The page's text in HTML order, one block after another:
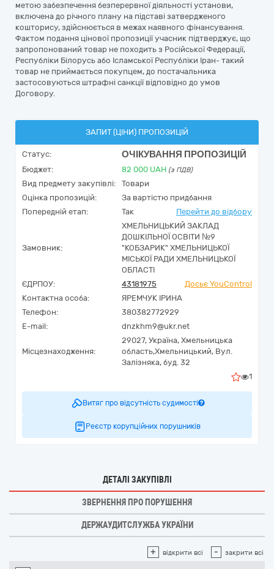
метою забезпечення безперервної діяльності установи,
включена до річного плану на підставі затвердженого
кошторису, здійснюється в межах наявного фінансування.
Фактом подання цінової пропозиції учасник підтверджує, що
запропонований товар не походить з Російської Федерації,
Республіки Білорусь або Ісламської Республіки Іран- такий
товар не приймається покупцем, до постачальника
застосовуються штрафні санкції відповідно до умов
Договору.
ЗАПИТ (ЦІНИ) ПРОПОЗИЦІЙ
Статус: ОЧІКУВАННЯ ПРОПОЗИЦІЙ
Бюджет: 82 000 UAH (з ПДВ)
Вид предмету закупівлі:
Товари
Оцінка пропозицій:
За вартістю придбання
Попередній етап:
Так Перейти до відбору
Замовник:
ХМЕЛЬНИЦЬКИЙ ЗАКЛАД
ДОШКІЛЬНОЇ ОСВІТИ №9
"КОБЗАРИК" ХМЕЛЬНИЦЬКОЇ
МІСЬКОЇ РАДИ ХМЕЛЬНИЦЬКОЇ
ОБЛАСТІ
ЄДРПОУ:
43181975
Досьє YouControl
Контактна особа:
ЯРЕМЧУК ІРИНА
Телефон:
380382772929
E-mail:
dnzkhm9@ukr.net
Місцезнаходження:
29027, Україна, Хмельницька
область,Хмельницький, Вул.
Залізняка, буд. 32
1
Витяг про відсутність судимості
Реєстр корупційних порушників
ДЕТАЛІ ЗАКУПІВЛІ
ЗВЕРНЕННЯ ПРО ПОРУШЕННЯ
ДЕРЖАУДИТСЛУЖБА УКРАЇНИ
+ відкрити всі - закрити всі